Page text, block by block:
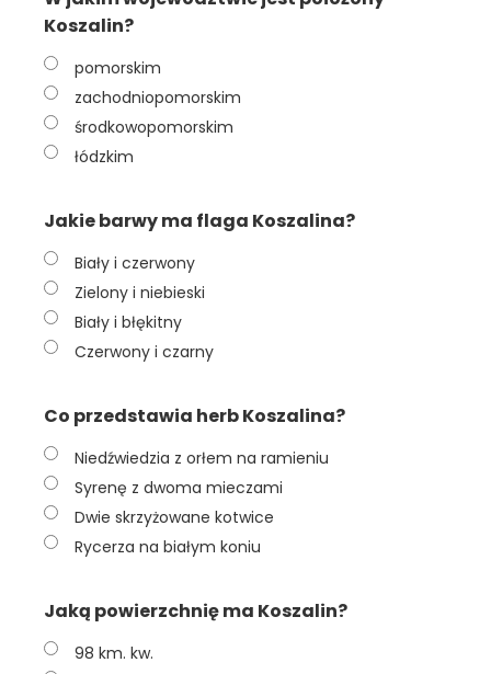
Koszalin?
pomorskim
zachodniopomorskim
środkowopomorskim
łódzkim
Jakie barwy ma flaga Koszalina?
Biały i czerwony
Zielony i niebieski
Biały i błękitny
Czerwony i czarny
Co przedstawia herb Koszalina?
Niedźwiedzia z orłem na ramieniu
Syrenę z dwoma mieczami
Dwie skrzyżowane kotwice
Rycerza na białym koniu
Jaką powierzchnię ma Koszalin?
98 km. kw.